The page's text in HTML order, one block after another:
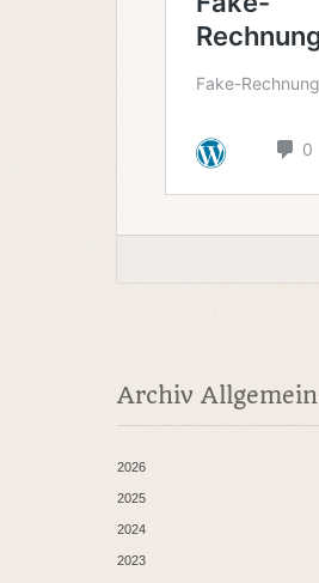
Archiv Allgemein
2026
2025
2024
2023